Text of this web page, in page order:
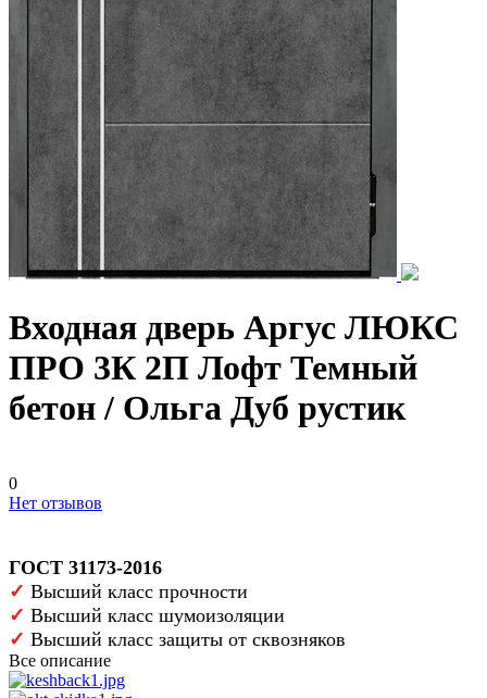
Входная дверь Аргус ЛЮКС
ПРО 3К 2П Лофт Темный
бетон / Ольга Дуб рустик
0
Нет отзывов
ГОСТ 31173-2016
✓ Высший класс прочности
✓ Высший класс шумоизоляции
✓ Высший класс защиты от сквозняков
Все описание